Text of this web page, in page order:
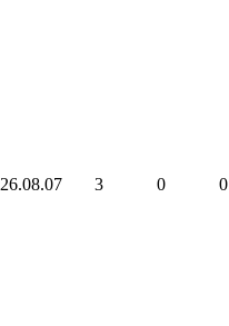
26.08.07 3 0 0